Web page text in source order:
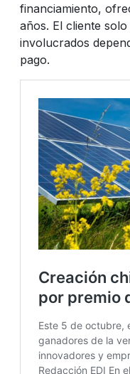
financiamiento,
años. El cliente
involucrados
pago.